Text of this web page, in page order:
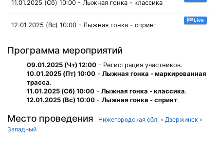
11.01.2025 (Сб) 10:00 - Лыжная гонка - классика
12.01.2025 (Вс) 10:00 - Лыжная гонка - спринт
Live
Программа мероприятий
09.01.2025 (Чт) 12:00 - Регистрация участников.
10.01.2025 (Пт) 10:00 - Лыжная гонка - маркированная
трасса.
11.01.2025 (Сб) 10:00 - Лыжная гонка - классика.
12.01.2025 (Вс) 10:00 - Лыжная гонка - спринт.
Место проведения Нижегородская обл. » Дзержинск »
Западный